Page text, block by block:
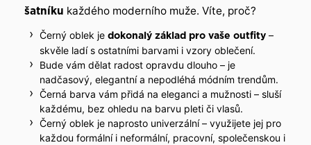
šatníku každého moderního muže. Víte, proč?
Černý oblek je dokonalý základ pro vaše outfity –
skvěle ladí s ostatními barvami i vzory oblečení.
Bude vám dělat radost opravdu dlouho – je
nadčasový, elegantní a nepodléhá módním trendům.
Černá barva vám přidá na eleganci a mužnosti – sluší
každému, bez ohledu na barvu pleti či vlasů.
Černý oblek je naprosto univerzální – využijete jej pro
každou formální i neformální, pracovní, společenskou i